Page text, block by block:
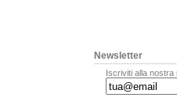
Newsletter
Iscriviti alla nostra